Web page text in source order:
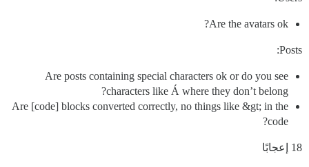
Are the avatars ok?
Posts:
Are posts containing special characters ok or do you see
characters like Á where they don’t belong?
Are [code] blocks converted correctly, no things like &gt; in the
code?
18 إعجابًا